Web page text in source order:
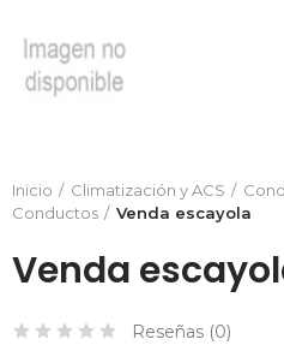
Inicio Climatización y ACS
Conductos
Venda escayola
Venda
Reseñas (0)